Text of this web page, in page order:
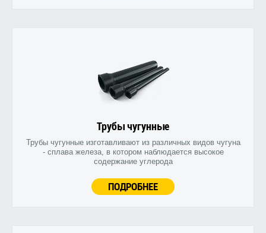
Трубы чугунные
Трубы чугунные изготавливают из различных видов чугуна
- сплава железа, в котором наблюдается высокое
содержание углерода
ПОДРОБНЕЕ